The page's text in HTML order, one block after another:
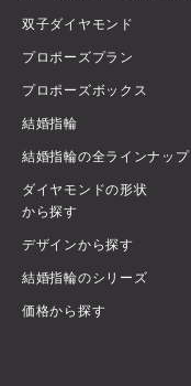
双子ダイヤモンド
プロポーズプラン
プロポーズボックス
結婚指輪
結婚指輪の全ラインナップ
ダイヤモンドの形状
から探す
デザインから探す
結婚指輪のシリーズ
価格から探す